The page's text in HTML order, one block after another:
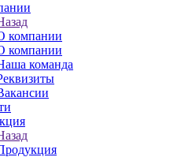
компании
компании
команда